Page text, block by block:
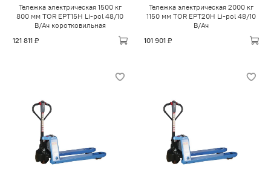
Тележка электрическая 1500 кг
800 мм TOR EPT15H Li-pol 48/10
В/Ач коротковильная
121 811 ₽
Тележка электрическая 2000 кг
1150 мм TOR EPT20H Li-pol 48/10
В/Ач
101 901 ₽